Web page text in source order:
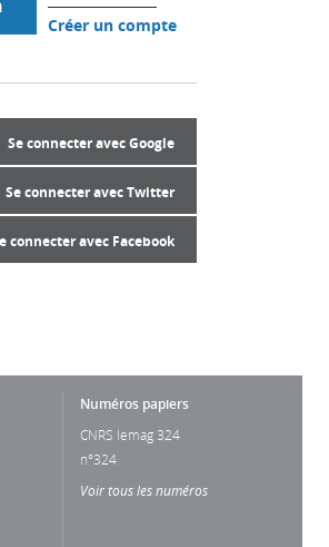
Créer un compte
Se connecter avec Google
Se connecter avec Twitter
connecter avec Facebook
Numéros papiers
CNRS lemag 324
n°324
Voir tous les numéros